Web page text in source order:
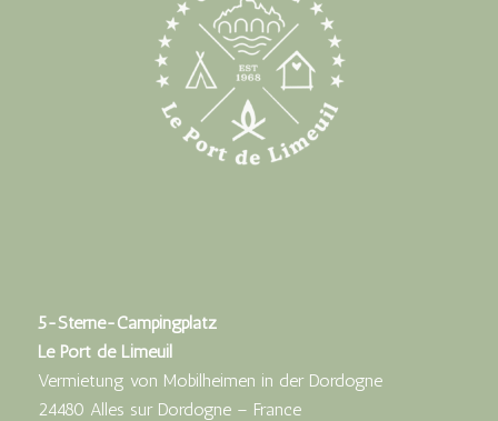
5-Sterne-Campingplatz
Le Port de Limeuil
Vermietung von Mobilheimen in der Dordogne
24480 Alles sur Dordogne – France